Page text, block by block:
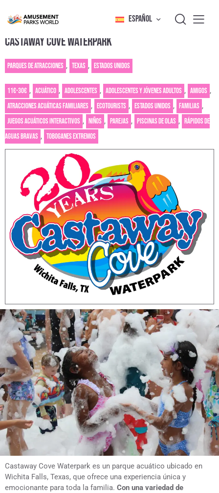
ESPAÑOL
CASTAWAY COVE WATERPARK
Parques de atracciones , Texas , Estados Unidos
11€-30€ , Acuático , Adolescentes , Adolescentes y jóvenes adultos , Amigos ,
Atracciones acuáticas familiares , Ecotourists , Estados Unidos , Familias ,
Juegos acuáticos interactivos , Niños , Parejas , Piscinas de olas , Rápidos de
aguas bravas , Toboganes extremos
Castaway Cove Waterpark es un parque acuático ubicado en
Wichita Falls, Texas, que ofrece una experiencia única y
emocionante para toda la familia. Con una variedad de